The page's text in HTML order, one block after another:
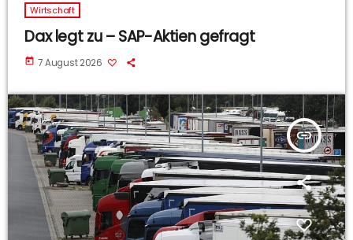
Wirtschaft
Dax legt zu – SAP-Aktien gefragt
today 7 August 2026
insert_link